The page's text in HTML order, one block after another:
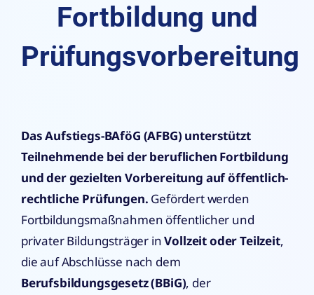
Fortbildung und
Prüfungsvorbereitung
Das Aufstiegs-BAföG (AFBG) unterstützt
Teilnehmende bei der beruflichen Fortbildung
und der gezielten Vorbereitung auf öffentlich-
rechtliche Prüfungen. Gefördert werden
Fortbildungsmaßnahmen öffentlicher und
privater Bildungsträger inVollzeit oder Teilzeit,
die auf Abschlüsse nach dem
Berufsbildungsgesetz (BBiG), der